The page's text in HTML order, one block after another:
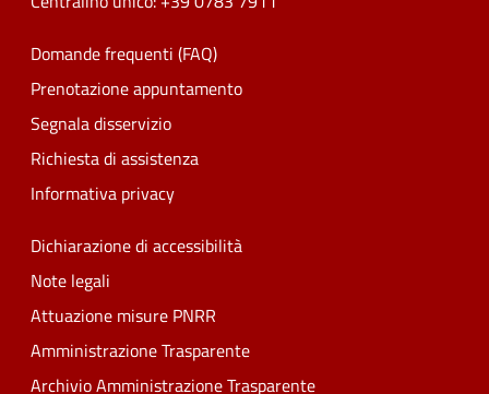
Domande frequenti (FAQ)
Prenotazione appuntamento
Segnala disservizio
Richiesta di assistenza
Informativa privacy
Dichiarazione di accessibilità
Note legali
Attuazione misure PNRR
Amministrazione Trasparente
Archivio Amministrazione Trasparente